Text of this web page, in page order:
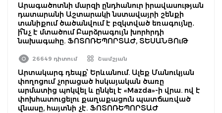
Արագածոտնի մարզի ընդհանուր իրավասության
դատարանի Աշտարակի նստավայրի շենքի
տանիքում ծածանվում է բզկտված եռագույնը․
ի՞նչ է մտածում Բարձրագույն խորհրդի
նախագահը. ՖՈՏՈՌԵՊՈՐՏԱԺ, ՏԵՍԱՆՅՈւԹ
26649 դիտում Շամշյան
Արտակարգ դեպք՝ Երևանում. Ալեք Մանուկյան
փողոցում չորացած հսկայական ծառը
արմատից պոկվել և ընկել է «Mazda»-ի վրա. ով է
փոխհատուցելու քաղաքացուն պատճառված
վնասը, հայտնի չէ. ՖՈՏՈՌԵՊՈՐՏԱԺ